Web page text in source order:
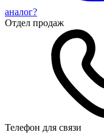
аналог?
Отдел продаж
Телефон для связи